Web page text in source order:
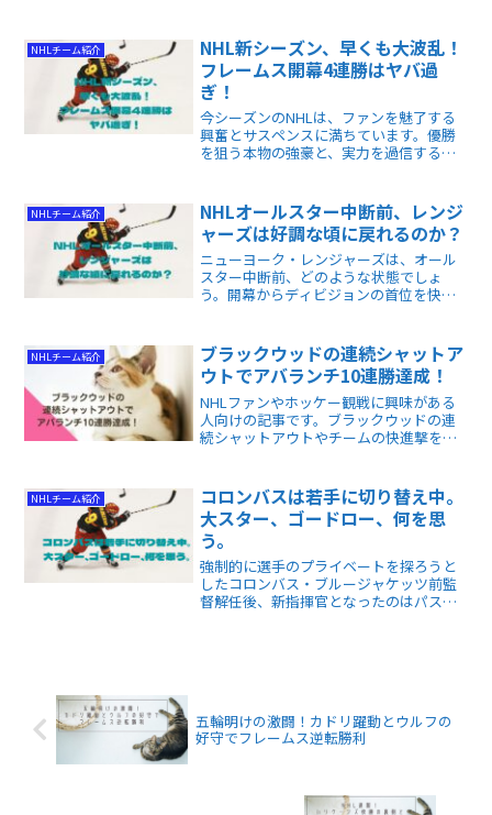
NHLチーム紹介
NHL新シーズン、早くも大波乱！
フレームス開幕4連勝はヤバ過
ぎ！
今シーズンのNHLは、ファンを魅了する
興奮とサスペンスに満ちています。優勝
を狙う本物の強豪と、実力を過信する
極めることが重要です。
NHLチーム紹介
NHLオールスター中断前、レンジ
ャーズは好調な頃に戻れるのか？
ニューヨーク・レンジャーズは、オール
スター中断前、どのような状態でしょ
う。開幕からディビジョンの首位を快走
の声を聞くなり、どうも行く手に暗雲が
立ち込め始めています。
NHLチーム紹介
ブラックウッドの連続シャットア
ウトでアバランチ10連勝達成！
NHLファンやホッケー観戦に興味がある
人向けの記事です。ブラックウッドの連
続シャットアウトやチームの快進撃を解
NHLチーム紹介
コロンバスは若手に切り替え中。
大スター、ゴードロー、何を思
う。
強制的に選手のプライベートを探ろうと
したコロンバス・ブルージャケッツ前監
督解任後、新指揮官となったのはパスカ
五輪明けの激闘！カドリ躍動とウルフの
好守でフレームス逆転勝利